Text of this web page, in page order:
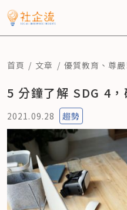
首頁 文章 優質教育 、尊
5 分鐘了解 SDG 4
2021.09.28 趨勢